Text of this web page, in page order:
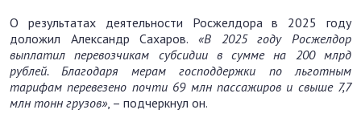
О результатах деятельности Росжелдора в 2025 году
доложил Александр Сахаров. «В 2025 году Росжелдор
выплатил перевозчикам субсидии в сумме на 200 млрд
рублей. Благодаря мерам господдержки по льготным
тарифам перевезено почти 69 млн пассажиров и свыше 7,7
млн тонн грузов», – подчеркнул он.